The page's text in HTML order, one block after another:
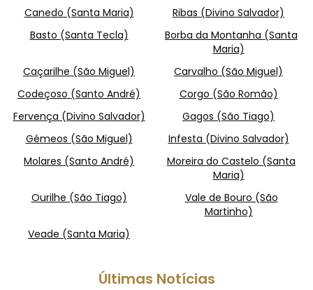
Canedo (Santa Maria)
Ribas (Divino Salvador)
Basto (Santa Tecla)
Borba da Montanha (Santa
Maria)
Caçarilhe (São Miguel)
Carvalho (São Miguel)
Codeçoso (Santo André)
Corgo (São Romão)
Fervença (Divino Salvador)
Gagos (São Tiago)
Gémeos (São Miguel)
Infesta (Divino Salvador)
Molares (Santo André)
Moreira do Castelo (Santa
Maria)
Ourilhe (São Tiago)
Vale de Bouro (São
Martinho)
Veade (Santa Maria)
Últimas Notícias